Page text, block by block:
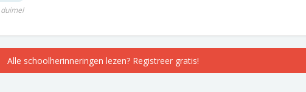
Alle schoolherinneringen lezen? Registreer gratis!